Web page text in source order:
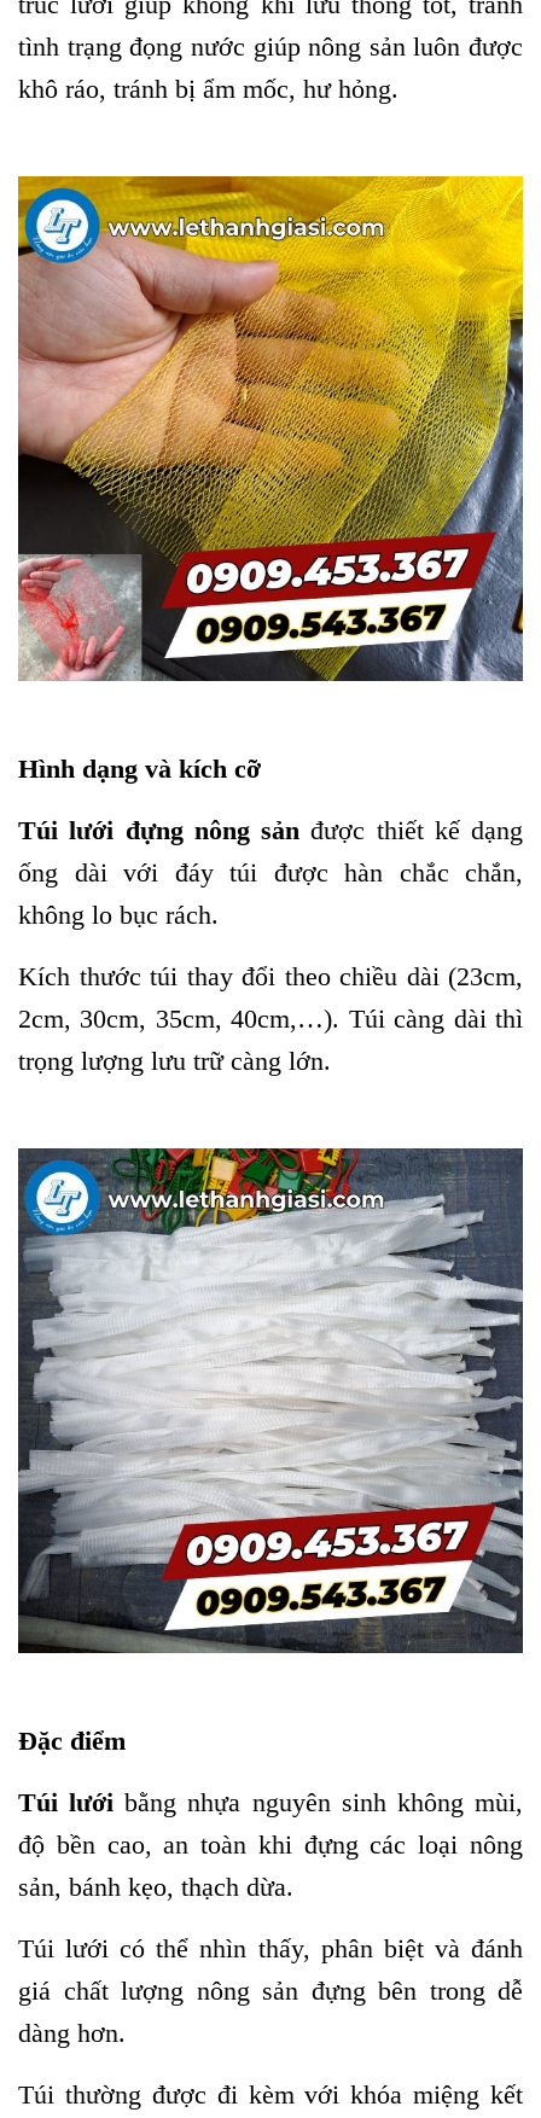
tình trạng đọng nước giúp nông sản luôn được
khô ráo, tránh bị ẩm mốc, hư hỏng.
Hình dạng và kích cỡ
Túi lưới đựng nông sản được thiết kế dạng
ống dài với đáy túi được hàn chắc chắn,
không lo bục rách.
Kích thước túi thay đổi theo chiều dài (23cm,
2cm, 30cm, 35cm, 40cm,…). Túi càng dài thì
trọng lượng lưu trữ càng lớn.
Đặc điểm
Túi lưới bằng nhựa nguyên sinh không mùi,
độ bền cao, an toàn khi đựng các loại nông
sản, bánh kẹo, thạch dừa.
Túi lưới có thể nhìn thấy, phân biệt và đánh
giá chất lượng nông sản đựng bên trong dễ
dàng hơn.
Túi thường được đi kèm với khóa miệng kết